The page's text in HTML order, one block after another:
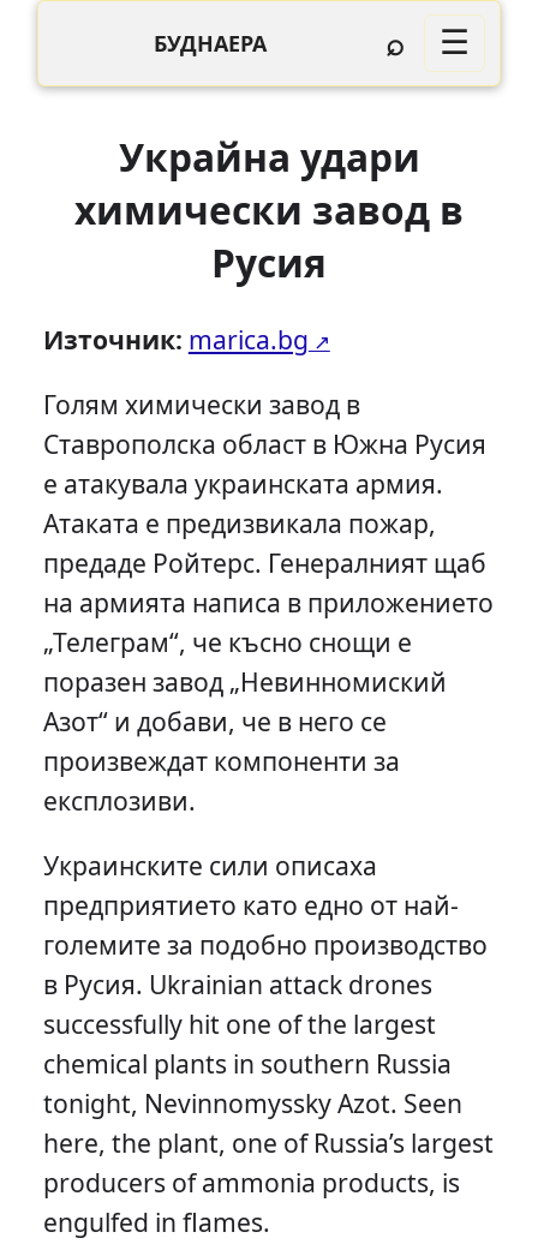
БУДНАЕРА ⌕ ☰
Украйна удари
химически завод в
Русия
Източник: marica.bg
Голям химически завод в
Ставрополска област в Южна Русия
е атакувала украинската армия.
Атаката е предизвикала пожар,
предаде Ройтерс. Генералният щаб
на армията написа в приложението
„Телеграм“, че късно снощи е
поразен завод „Невинномиский
Азот“ и добави, че в него се
произвеждат компоненти за
експлозиви.
Украинските сили описаха
предприятието като едно от най-
големите за подобно производство
в Русия. Ukrainian attack drones
successfully hit one of the largest
chemical plants in southern Russia
tonight, Nevinnomyssky Azot. Seen
here, the plant, one of Russia’s largest
producers of ammonia products, is
engulfed in flames.